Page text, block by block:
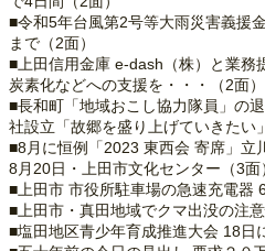
■令和5年台風第2号等大雨災害義援
まで（2面）
■上田信用金庫 e-dash（株）と業務
炭素化などへの支援を・・・（2面）
■長和町「地域おこし協力隊員」の
社設立「故郷を盛り上げていきたい
■8月に恒例「2023 東西会 寄席」立
8月20日・上田市文化センター（3面
■上田市 市役所駐車場の急速充電器
■上田市・真田地域でクマ出没の注意
■塩田地区青少年育成推進大会 18日